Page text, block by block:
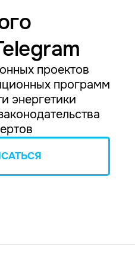
проектов
программ
энергетики